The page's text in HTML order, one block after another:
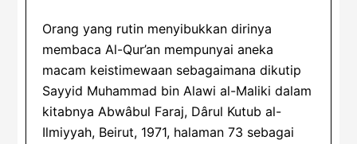
Orang yang rutin menyibukkan dirinya
membaca Al-Qur’an mempunyai aneka
macam keistimewaan sebagaimana dikutip
Sayyid Muhammad bin Alawi al-Maliki dalam
kitabnya Abwâbul Faraj, Dârul Kutub al-
Ilmiyyah, Beirut, 1971, halaman 73 sebagai